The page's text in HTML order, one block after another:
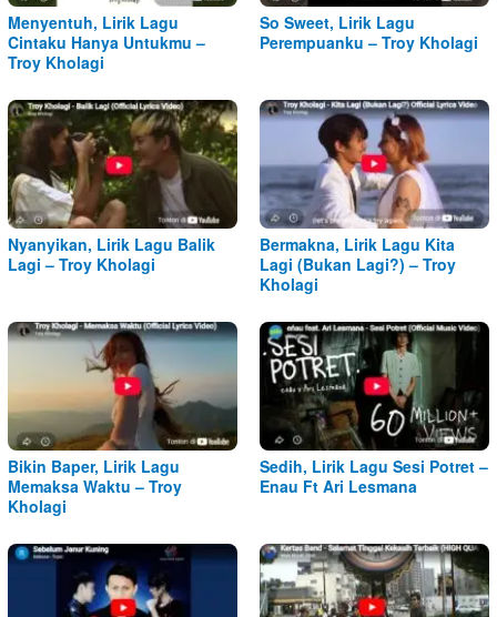
Menyentuh, Lirik Lagu
Cintaku Hanya Untukmu –
Troy Kholagi
So Sweet, Lirik Lagu
Perempuanku – Troy Kholagi
Nyanyikan, Lirik Lagu Balik
Lagi – Troy Kholagi
Bermakna, Lirik Lagu Kita
Lagi (Bukan Lagi?) – Troy
Kholagi
Bikin Baper, Lirik Lagu
Memaksa Waktu – Troy
Kholagi
Sedih, Lirik Lagu Sesi Potret –
Enau Ft Ari Lesmana